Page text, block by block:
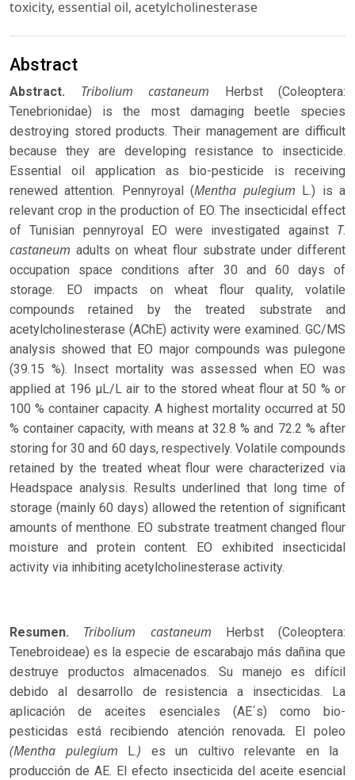
toxicity, essential oil, acetylcholinesterase
Abstract
Abstract. Tribolium castaneum
Herbst (Coleoptera:
Tenebrionidae) is the most damaging beetle species
destroying stored products. Their management are difficult
because they are developing resistance to insecticide.
Essential oil application as bio-pesticide is receiving
renewed attention. Pennyroyal (Mentha pulegium L.) is a
relevant crop in the production of EO. The insecticidal effect
of Tunisian pennyroyal EO were investigated against T.
castaneum adults on wheat flour substrate under different
occupation space conditions after 30 and 60 days of
storage. EO impacts on wheat flour quality, volatile
compounds retained by the treated substrate and
acetylcholinesterase (AChE) activity were examined. GC/MS
analysis showed that EO major compounds was pulegone
(39.15 %). Insect mortality was assessed when EO was
applied at 196 µL/L air to the stored wheat flour at 50 % or
100 % container capacity. A highest mortality occurred at 50
% container capacity, with means at 32.8 % and 72.2 % after
storing for 30 and 60 days, respectively. Volatile compounds
retained by the treated wheat flour were characterized via
Headspace analysis. Results underlined that long time of
storage (mainly 60 days) allowed the retention of significant
amounts of menthone. EO substrate treatment changed flour
moisture and protein content. EO exhibited insecticidal
activity via inhibiting acetylcholinesterase activity.
Resumen. Tribolium castaneum
Herbst (Coleoptera:
Tenebroideae) es la especie de escarabajo más dañina que
destruye productos almacenados. Su manejo es difícil
debido al desarrollo de resistencia a insecticidas. La
aplicación de aceites esenciales (AE´s) como bio-
pesticidas está recibiendo atención renovada. El poleo
(Mentha pulegium L.) es un cultivo relevante en la
producción de AE. El efecto insecticida del aceite esencial